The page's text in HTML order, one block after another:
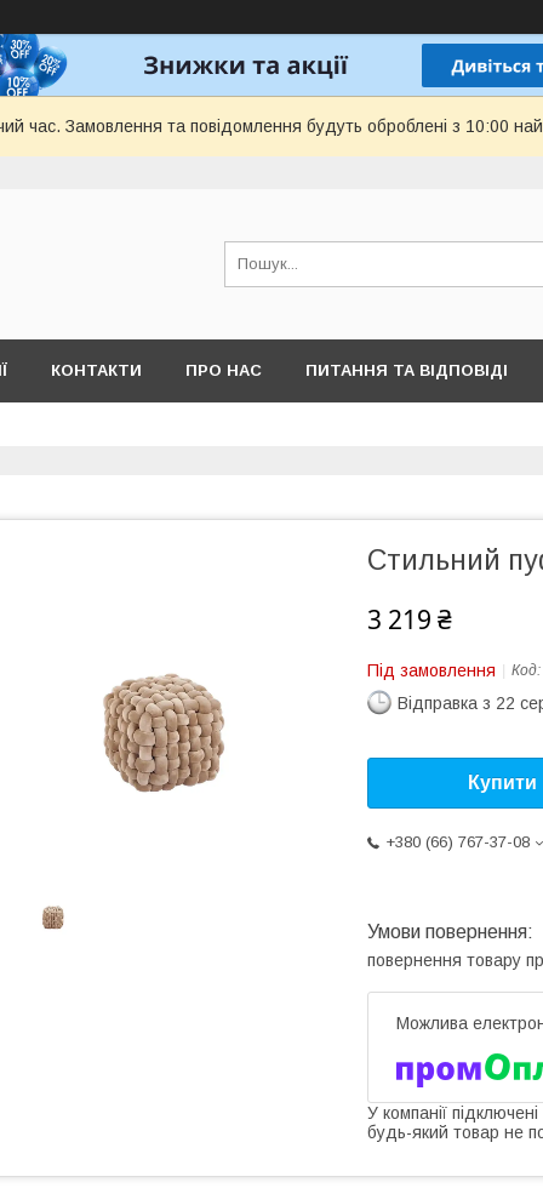
час. Замовлення та повідомлення будуть оброблені з 10:00
КОНТАКТИ ПРО НАС ПИТАННЯ ТА ВІДПОВІДІ
Стильний
3 219 ₴
Під замовлення Код:
Відправка з 22
Купити
+380 (66) 767-37-08
повернення товару
У компанії
будь-який товар не